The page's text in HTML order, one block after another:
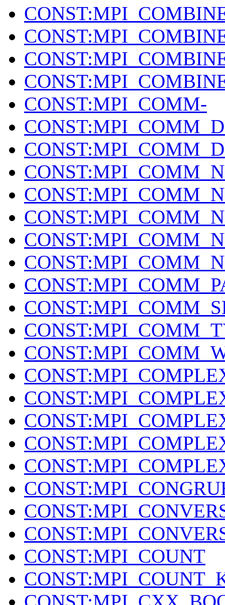
CONST:MPI_COMM-
CONST:MPI_COUNT